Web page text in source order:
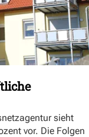
sieht
vor. Die Folgen